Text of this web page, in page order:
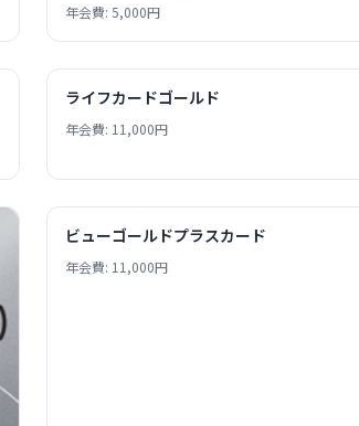
年会費: 5,000円
ライフカードゴールド
年会費: 11,000円
ビューゴールドプラスカード
年会費: 11,000円